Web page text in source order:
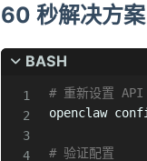
60 秒解决方案
BASH
# 重新设置 API
openclaw
# 验证配置